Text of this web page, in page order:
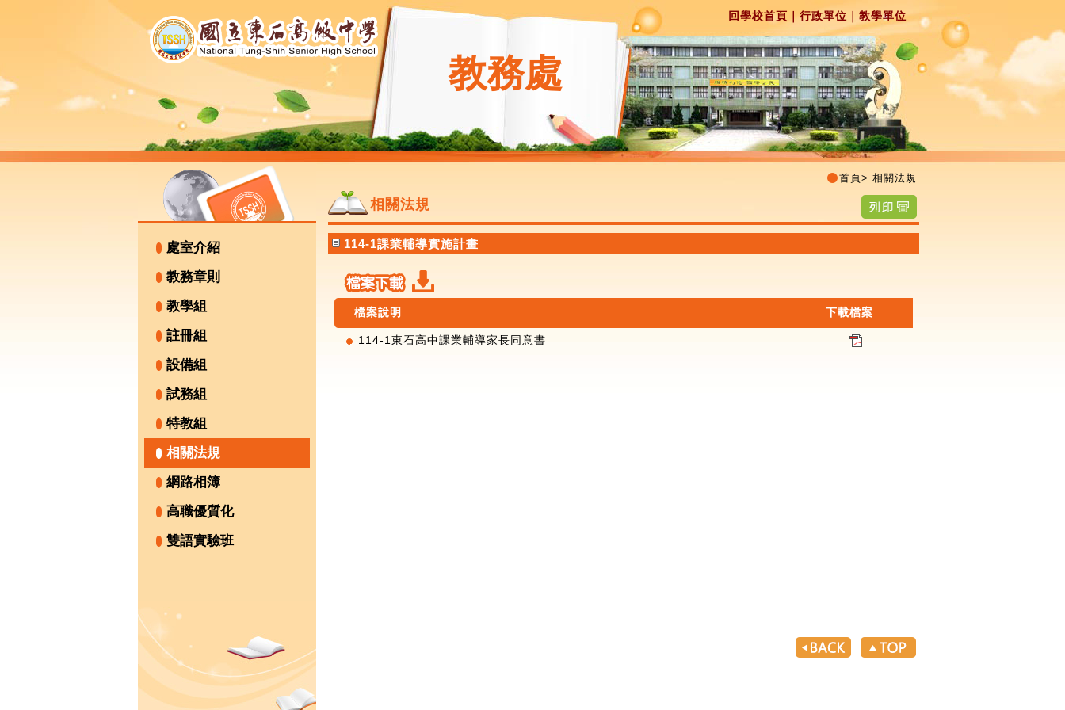
教務處
回學校首頁 ｜行政單位 教學單位
處室介紹
教務章則
教學組
註冊組
設備組
試務組
特教組
相關法規
網路相簿
高職優質化
雙語實驗班
首頁> 相關法規
相關法規
114-1課業輔導實施計畫
檔案說明 下載檔案
114-1東石高中課業輔導家長同意書